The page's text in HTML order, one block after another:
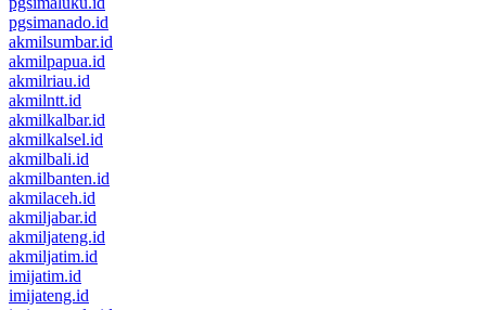
pgsimanado.id
akmilsumbar.id
akmilpapua.id
akmilriau.id
akmilntt.id
akmilkalbar.id
akmilkalsel.id
akmilbali.id
akmilbanten.id
akmilaceh.id
akmiljabar.id
akmiljateng.id
akmiljatim.id
imijatim.id
imijateng.id